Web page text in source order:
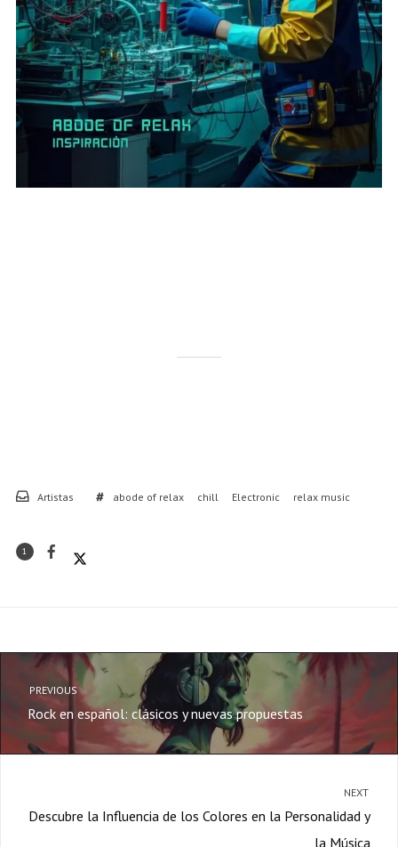
Artistas abode of relax chill Electronic relax music
1
PREVIOUS
Rock en español: clásicos y nuevas propuestas
NEXT
Descubre la Influencia de los Colores en la Personalidad y
la Música